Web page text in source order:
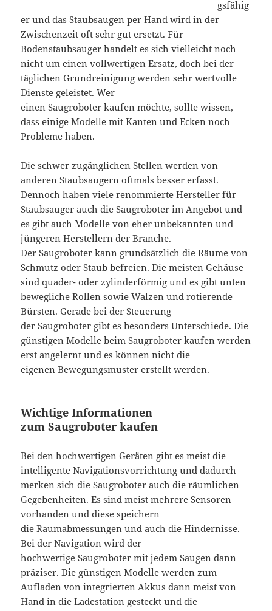
gsfähig
er und das Staubsaugen per Hand wird in der
Zwischenzeit oft sehr gut ersetzt. Für
Bodenstaubsauger handelt es sich vielleicht noch
nicht um einen vollwertigen Ersatz, doch bei der
täglichen Grundreinigung werden sehr wertvolle
Dienste geleistet. Wer
einen Saugroboter kaufen möchte, sollte wissen,
dass einige Modelle mit Kanten und Ecken noch
Probleme haben.
Die schwer zugänglichen Stellen werden von
anderen Staubsaugern oftmals besser erfasst.
Dennoch haben viele renommierte Hersteller für
Staubsauger auch die Saugroboter im Angebot und
es gibt auch Modelle von eher unbekannten und
jüngeren Herstellern der Branche.
Der Saugroboter kann grundsätzlich die Räume von
Schmutz oder Staub befreien. Die meisten Gehäuse
sind quader- oder zylinderförmig und es gibt unten
bewegliche Rollen sowie Walzen und rotierende
Bürsten. Gerade bei der Steuerung
der Saugroboter gibt es besonders Unterschiede. Die
günstigen Modelle beim Saugroboter kaufen werden
erst angelernt und es können nicht die
eigenen Bewegungsmuster erstellt werden.
Wichtige Informationen
zum Saugroboter kaufen
Bei den hochwertigen Geräten gibt es meist die
intelligente Navigationsvorrichtung und dadurch
merken sich die Saugroboter auch die räumlichen
Gegebenheiten. Es sind meist mehrere Sensoren
vorhanden und diese speichern
die Raumabmessungen und auch die Hindernisse.
Bei der Navigation wird der
hochwertige Saugroboter mit jedem Saugen dann
präziser. Die günstigen Modelle werden zum
Aufladen von integrierten Akkus dann meist von
Hand in die Ladestation gesteckt und die